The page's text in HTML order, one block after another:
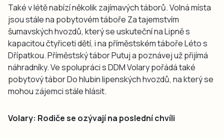
Také v létě nabízí několik zajímavých táborů. Volná místa
jsou stále na pobytovém táboře Za tajemstvím
šumavských hvozdů, který se uskuteční na Lipně s
kapacitou čtyřiceti dětí, i na příměstském táboře Léto s
Dřípatkou. Příměstský tábor Putuj a poznávej už přijímá
náhradníky. Ve spolupráci s DDM Volary pořádá také
pobytový tábor Do hlubin lipenských hvozdů, na který se
mohou zájemci stále hlásit.
Volary: Rodiče se ozývají na poslední chvíli